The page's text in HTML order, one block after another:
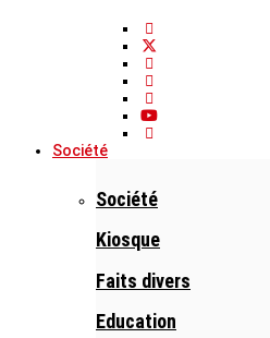
Société
Société
Kiosque
Faits divers
Education